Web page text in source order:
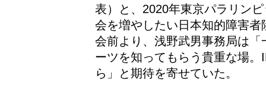
表）と、2020年東京パラリン
会を増やしたい日本知的障害
会前より、浅野武男事務局は
ーツを知ってもらう貴重な場
ら」と期待を寄せていた。